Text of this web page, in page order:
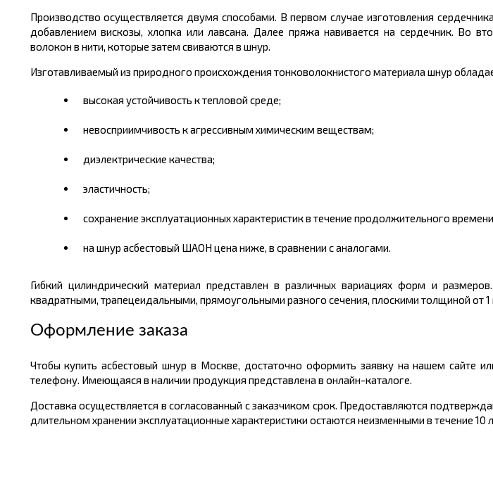
Производство осуществляется двумя способами. В первом случае изготовления
добавлением вискозы, хлопка или лавсана. Далее пряжа навивается на сердечник. Во
волокон в нити, которые затем свиваются в шнур.
Изготавливаемый из природного происхождения тонковолокнистого материала шнур
высокая устойчивость к тепловой среде;
невосприимчивость к агрессивным химическим веществам;
диэлектрические качества;
эластичность;
сохранение эксплуатационных характеристик в течение продолжительного
на шнур асбестовый ШАОН цена ниже, в сравнении с аналогами.
Гибкий цилиндрический материал представлен в различных вариациях форм и
квадратными, трапецеидальными, прямоугольными разного сечения, плоскими толщиной от
Оформление заказа
Чтобы купить асбестовый шнур в Москве, достаточно оформить заявку на нашем сайте
телефону. Имеющаяся в наличии продукция представлена в онлайн-каталоге.
Доставка осуществляется в согласованный с заказчиком срок. Предоставляются
длительном хранении эксплуатационные характеристики остаются неизменными в течение 10